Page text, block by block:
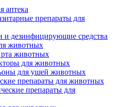
аптека
препараты для
и дезинфицирующие средства
животных
животных
для животных
для ушей животных
препараты для животных
препараты для